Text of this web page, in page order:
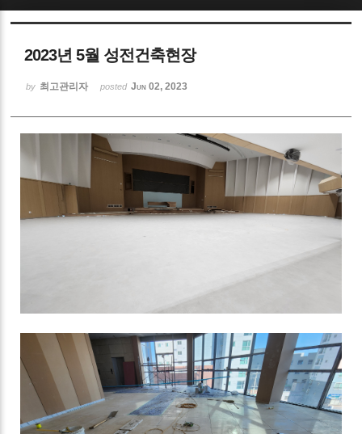
2023년 5월 성전건축현장
by 최고관리자 posted Jun 02, 2023
Sketchbook5, 스케치북5
Sketchbook5, 스케치북5